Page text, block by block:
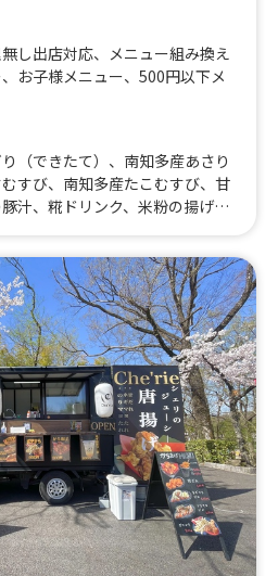
し出店対応、
メニュー組み換え
、 お子様メニュー、 500円以下メ
（できたて）、南知多産あさり
すび、南知多産たこむすび、甘
汁、糀ドリンク、米粉の揚げな